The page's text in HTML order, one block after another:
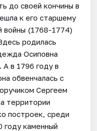
до своей кончины в
к его старшему
войны (1768-1774)
родилась
Осиповна
А в 1796 году в
обвенчалась с
Сергеем
территории
построек, среди
году каменный